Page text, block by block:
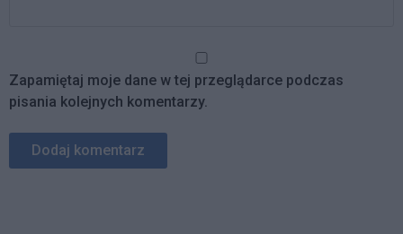
Zapamiętaj moje dane w tej przeglądarce podczas
pisania kolejnych komentarzy.